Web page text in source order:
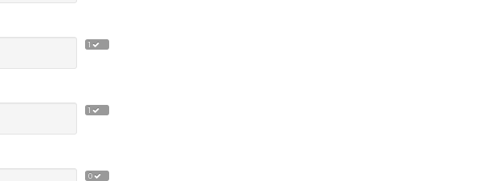
1
1
0